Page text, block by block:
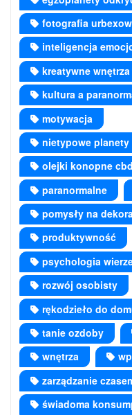
fotografia
inteligencja
kreatywne wnętrza
kultura a
motywacja
nietypowe
olejki konopne cbd
paranormalne
pomysły na
produktywność
psychologia
rozwój osobisty
rękodzieło do
tanie ozdoby
wnętrza
zarządzanie
świadoma